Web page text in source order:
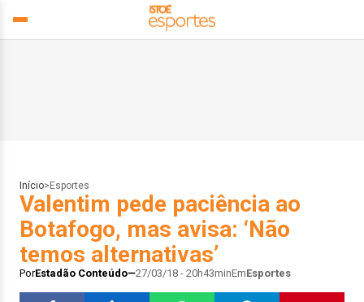
Início> Esportes
Valentim pede paciência ao
Botafogo, mas avisa: ‘Não
temos alternativas’
PorEstadão Conteúdo 27/03/18 - 20h43minEmEsportes